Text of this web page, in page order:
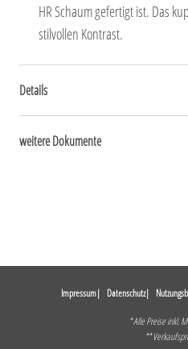
HR Schaum gefertigt ist. Das
stilvollen Kontrast.
Details
weitere Dokumente
Impressum Datenschutz
* Alle Preise inkl.
**